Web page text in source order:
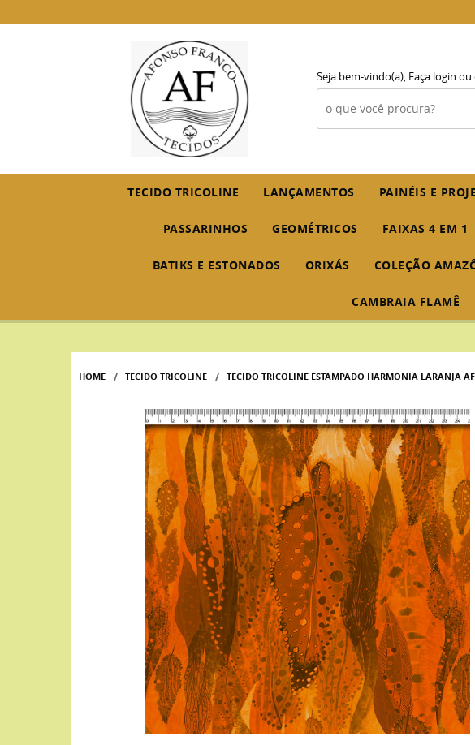
Seja bem-vindo(a), Faça login ou
TECIDO TRICOLINE LANÇAMENTOS PAINÉIS E
PASSARINHOS GEOMÉTRICOS FAIXAS 4 EM 1
BATIKS E ESTONADOS ORIXÁS COLEÇÃO
CAMBRAIA FLAMÊ
HOME TECIDO TRICOLINE TECIDO TRICOLINE ESTAMPADO HARMONIA LARANJA